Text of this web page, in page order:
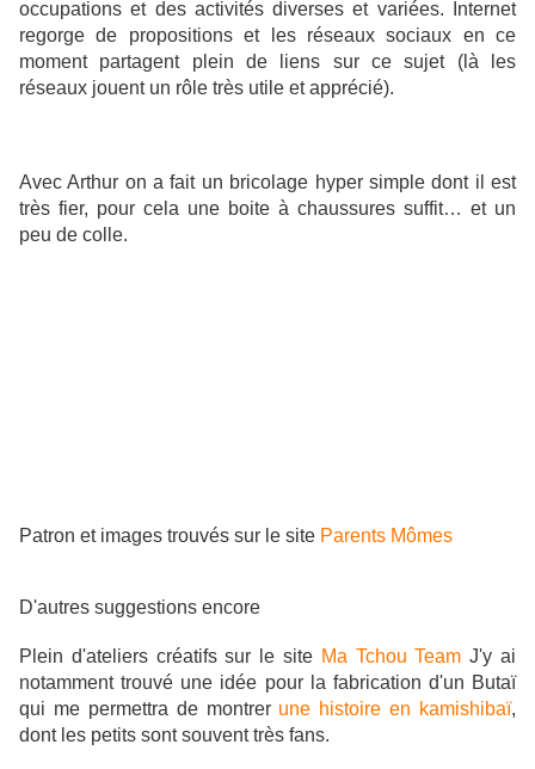
occupations et des activités diverses et variées. Internet
regorge de propositions et les réseaux sociaux en ce
moment partagent plein de liens sur ce sujet (là les
réseaux jouent un rôle très utile et apprécié).
Avec Arthur on a fait un bricolage hyper simple dont il est
très fier, pour cela une boite à chaussures suffit… et un
peu de colle.
Patron et images trouvés sur le site Parents Mômes
D'autres suggestions encore
Plein d'ateliers créatifs sur le site Ma Tchou Team J'y ai
notamment trouvé une idée pour la fabrication d'un Butaï
qui me permettra de montrer une histoire en kamishibaï,
dont les petits sont souvent très fans.